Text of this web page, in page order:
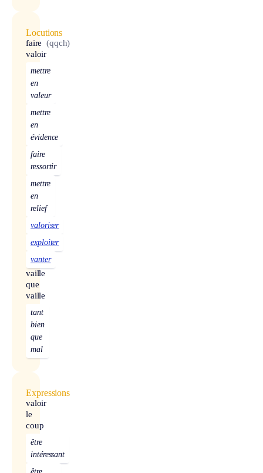
Locutions
faire
valoir
(qqch)
mettre
en
valeur
mettre
en
évidence
faire
ressortir
mettre
en
relief
valoriser
exploiter
vanter
vaille
que
vaille
tant
bien
que
mal
Expressions
valoir
le
coup
être
intéressant